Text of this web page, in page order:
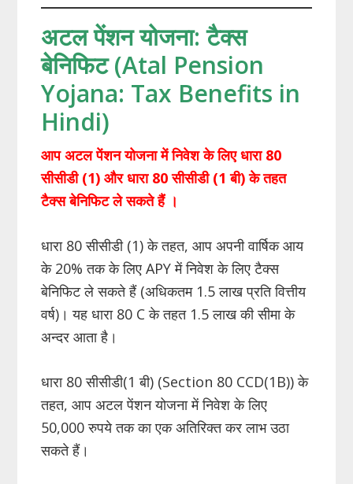
अटल पेंशन योजना: टैक्स
बेनिफिट (Atal Pension
Yojana: Tax Benefits in
Hindi)
आप अटल पेंशन योजना में निवेश के लिए धारा 80
सीसीडी (1)और धारा 80सीसीडी (1बी) के तहत
टैक्स बेनिफिट ले सकते हैं ।
धारा 80 सीसीडी (1) के तहत, आप अपनी वार्षिक आय
के 20% तक के लिए APY में निवेश के लिए टैक्स
बेनिफिट ले सकते हैं (अधिकतम 1.5 लाख प्रति वित्तीय
वर्ष)। यह धारा 80 C के तहत 1.5 लाख की सीमा के
अन्दर आता है।
धारा 80 सीसीडी(1 बी) (Section 80 CCD(1B)) के
तहत, आप अटल पेंशन योजना में निवेश के लिए
50,000 रुपये तक का एक अतिरिक्त कर लाभ उठा
सकते हैं।